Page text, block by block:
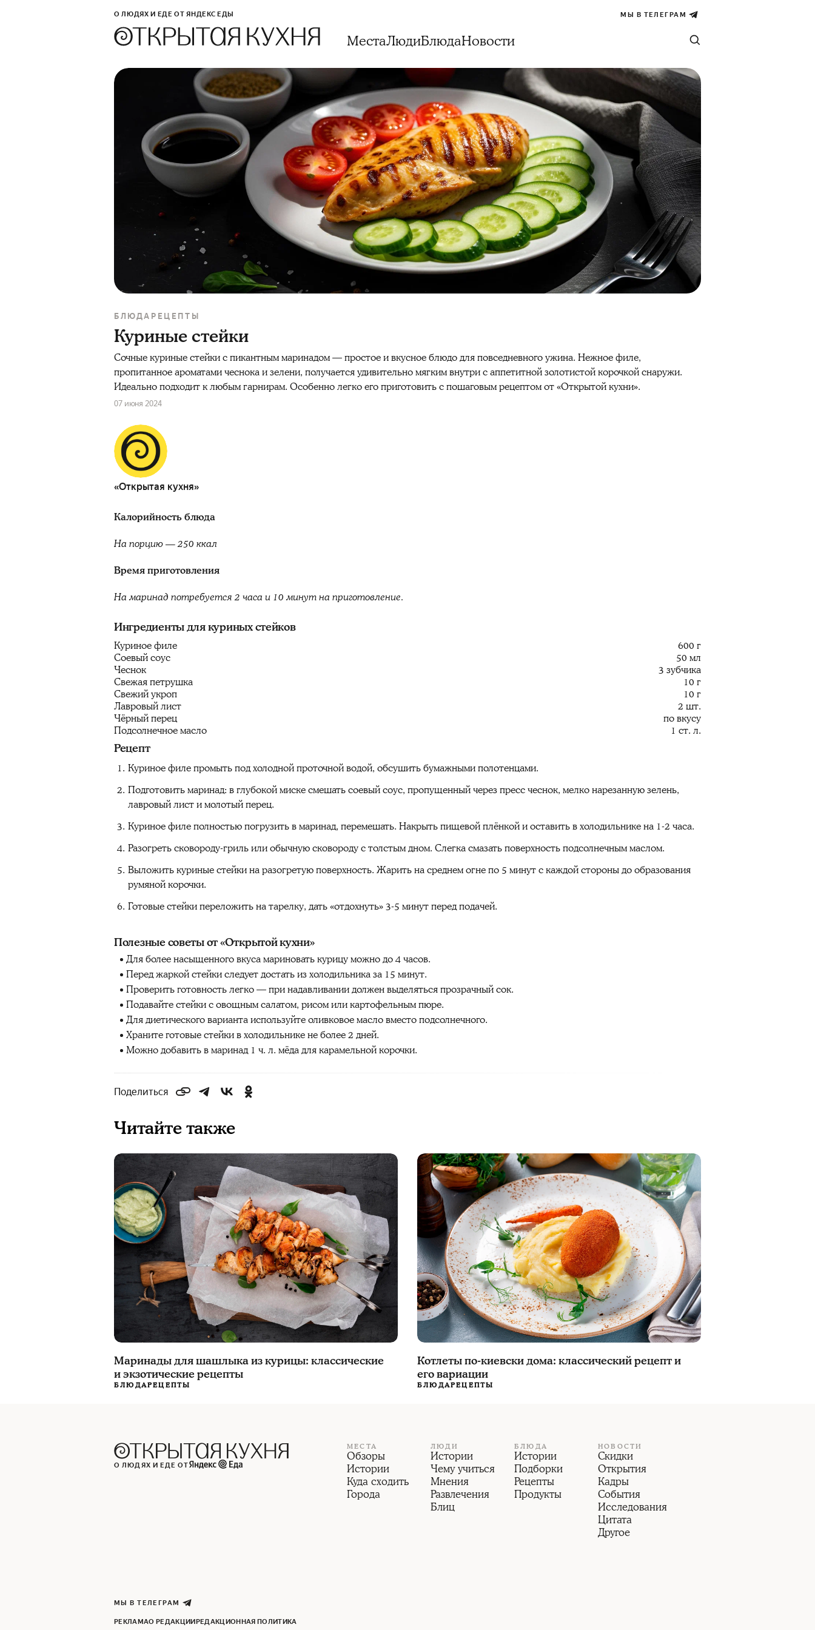
О ЛЮДЯХ И ЕДЕ ОТ ЯНДЕКС ЕДЫ МЫ В ТЕЛЕГРАМ
МестаЛюдиБлюдаНовости
БЛЮДА РЕЦЕПТЫ
Куриные стейки
Сочные куриные стейки с пикантным маринадом — простое и вкусное блюдо для повседневного ужина. Нежное филе,
пропитанное ароматами чеснока и зелени, получается удивительно мягким внутри с аппетитной золотистой корочкой снаружи.
Идеально подходит к любым гарнирам. Особенно легко его приготовить с пошаговым рецептом от «Открытой кухни».
07 июня 2024
«Открытая кухня»
Калорийность блюда
На порцию — 250 ккал
Время приготовления
На маринад потребуется 2 часа и 10 минут на приготовление.
Ингредиенты для куриных стейков
Куриное филе
600 г
Соевый соус
50 мл
Чеснок
3 зубчика
Свежая петрушка
10 г
Свежий укроп
10 г
Лавровый лист
2 шт.
Чёрный перец
по вкусу
Подсолнечное масло
1 ст. л.
Рецепт
Куриное филе промыть под холодной проточной водой, обсушить бумажными полотенцами.
Подготовить маринад: в глубокой миске смешать соевый соус, пропущенный через пресс чеснок, мелко нарезанную зелень,
лавровый лист и молотый перец.
Куриное филе полностью погрузить в маринад, перемешать. Накрыть пищевой плёнкой и оставить в холодильнике на 1-2 часа.
Разогреть сковороду-гриль или обычную сковороду с толстым дном. Слегка смазать поверхность подсолнечным маслом.
Выложить куриные стейки на разогретую поверхность. Жарить на среднем огне по 5 минут с каждой стороны до образования
румяной корочки.
Готовые стейки переложить на тарелку, дать «отдохнуть» 3-5 минут перед подачей.
Полезные советы от «Открытой кухни»
Для более насыщенного вкуса мариновать курицу можно до 4 часов.
Перед жаркой стейки следует достать из холодильника за 15 минут.
Проверить готовность легко — при надавливании должен выделяться прозрачный сок.
Подавайте стейки с овощным салатом, рисом или картофельным пюре.
Для диетического варианта используйте оливковое масло вместо подсолнечного.
Храните готовые стейки в холодильнике не более 2 дней.
Можно добавить в маринад 1 ч. л. мёда для карамельной корочки.
Поделиться
Читайте также
Маринады для шашлыка из курицы: классические
и экзотические рецепты
БЛЮДАРЕЦЕПТЫ
Котлеты по-киевски дома: классический рецепт и
его вариации
БЛЮДАРЕЦЕПТЫ
О ЛЮДЯХ И ЕДЕ ОТ
МЕСТА
Обзоры
Истории
Куда сходить
Города
ЛЮДИ
Истории
Чему учиться
Мнения
Развлечения
Блиц
БЛЮДА
Истории
Подборки
Рецепты
Продукты
НОВОСТИ
Скидки
Открытия
Кадры
События
Исследования
Цитата
Другое
МЫ В ТЕЛЕГРАМ
РЕКЛАМАО РЕДАКЦИИ РЕДАКЦИОННАЯ ПОЛИТИКА